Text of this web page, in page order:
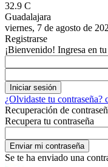
32.9 C
Guadalajara
viernes, 7 de agosto de
Registrarse
¡Bienvenido! Ingresa en tu
¿Olvidaste tu contraseña?
Recuperación de
Recupera tu contraseña
Se te ha enviado una